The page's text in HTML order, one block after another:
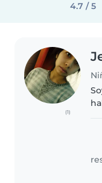
4.7 / 5
(1)